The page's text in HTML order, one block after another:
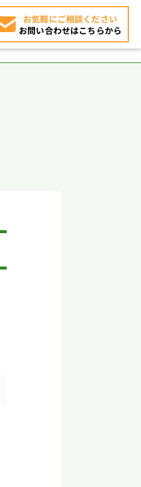
お気軽にご相談ください
お問い合わせはこちらから